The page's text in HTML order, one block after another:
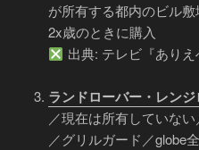
が所有する都内のビル
2x歳のときに購入
出典: テレビ『あり
ランドローバー・レン
／現在は所有していな
／グリルガード／globe